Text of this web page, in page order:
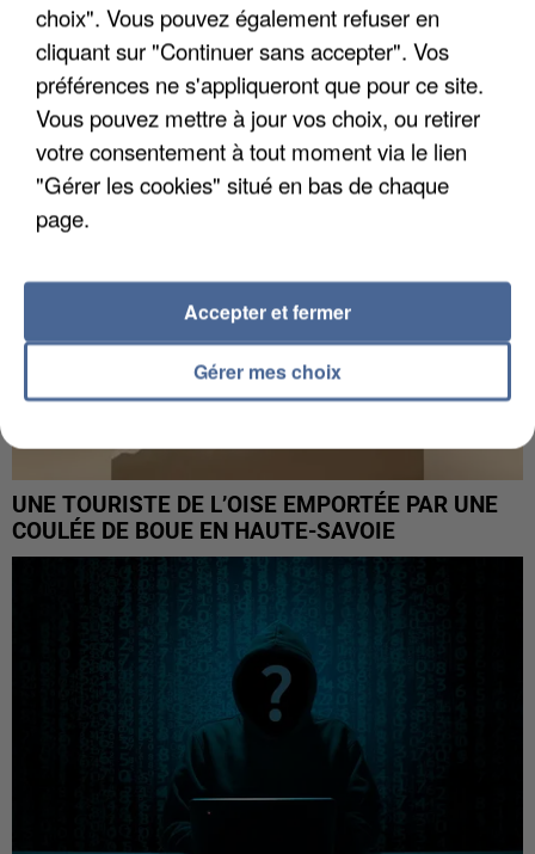
UN SECOND CADRE DE LA DZ MAFIA
INTERPELLÉ EN ALGÉRIE
UNE TOURISTE DE L’OISE EMPORTÉE PAR UNE
COULÉE DE BOUE EN HAUTE-SAVOIE
choix". Vous pouvez également refuser en
cliquant sur "Continuer sans accepter". Vos
préférences ne s'appliqueront que pour ce site.
Vous pouvez mettre à jour vos choix, ou retirer
votre consentement à tout moment via le lien
"Gérer les cookies" situé en bas de chaque
page.
Gérer mes choix
Accepter et fermer